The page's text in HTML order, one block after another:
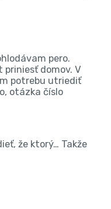
pero.
priniesť domov. V
potrebu utriediť
otázka číslo
že ktorý… Takže